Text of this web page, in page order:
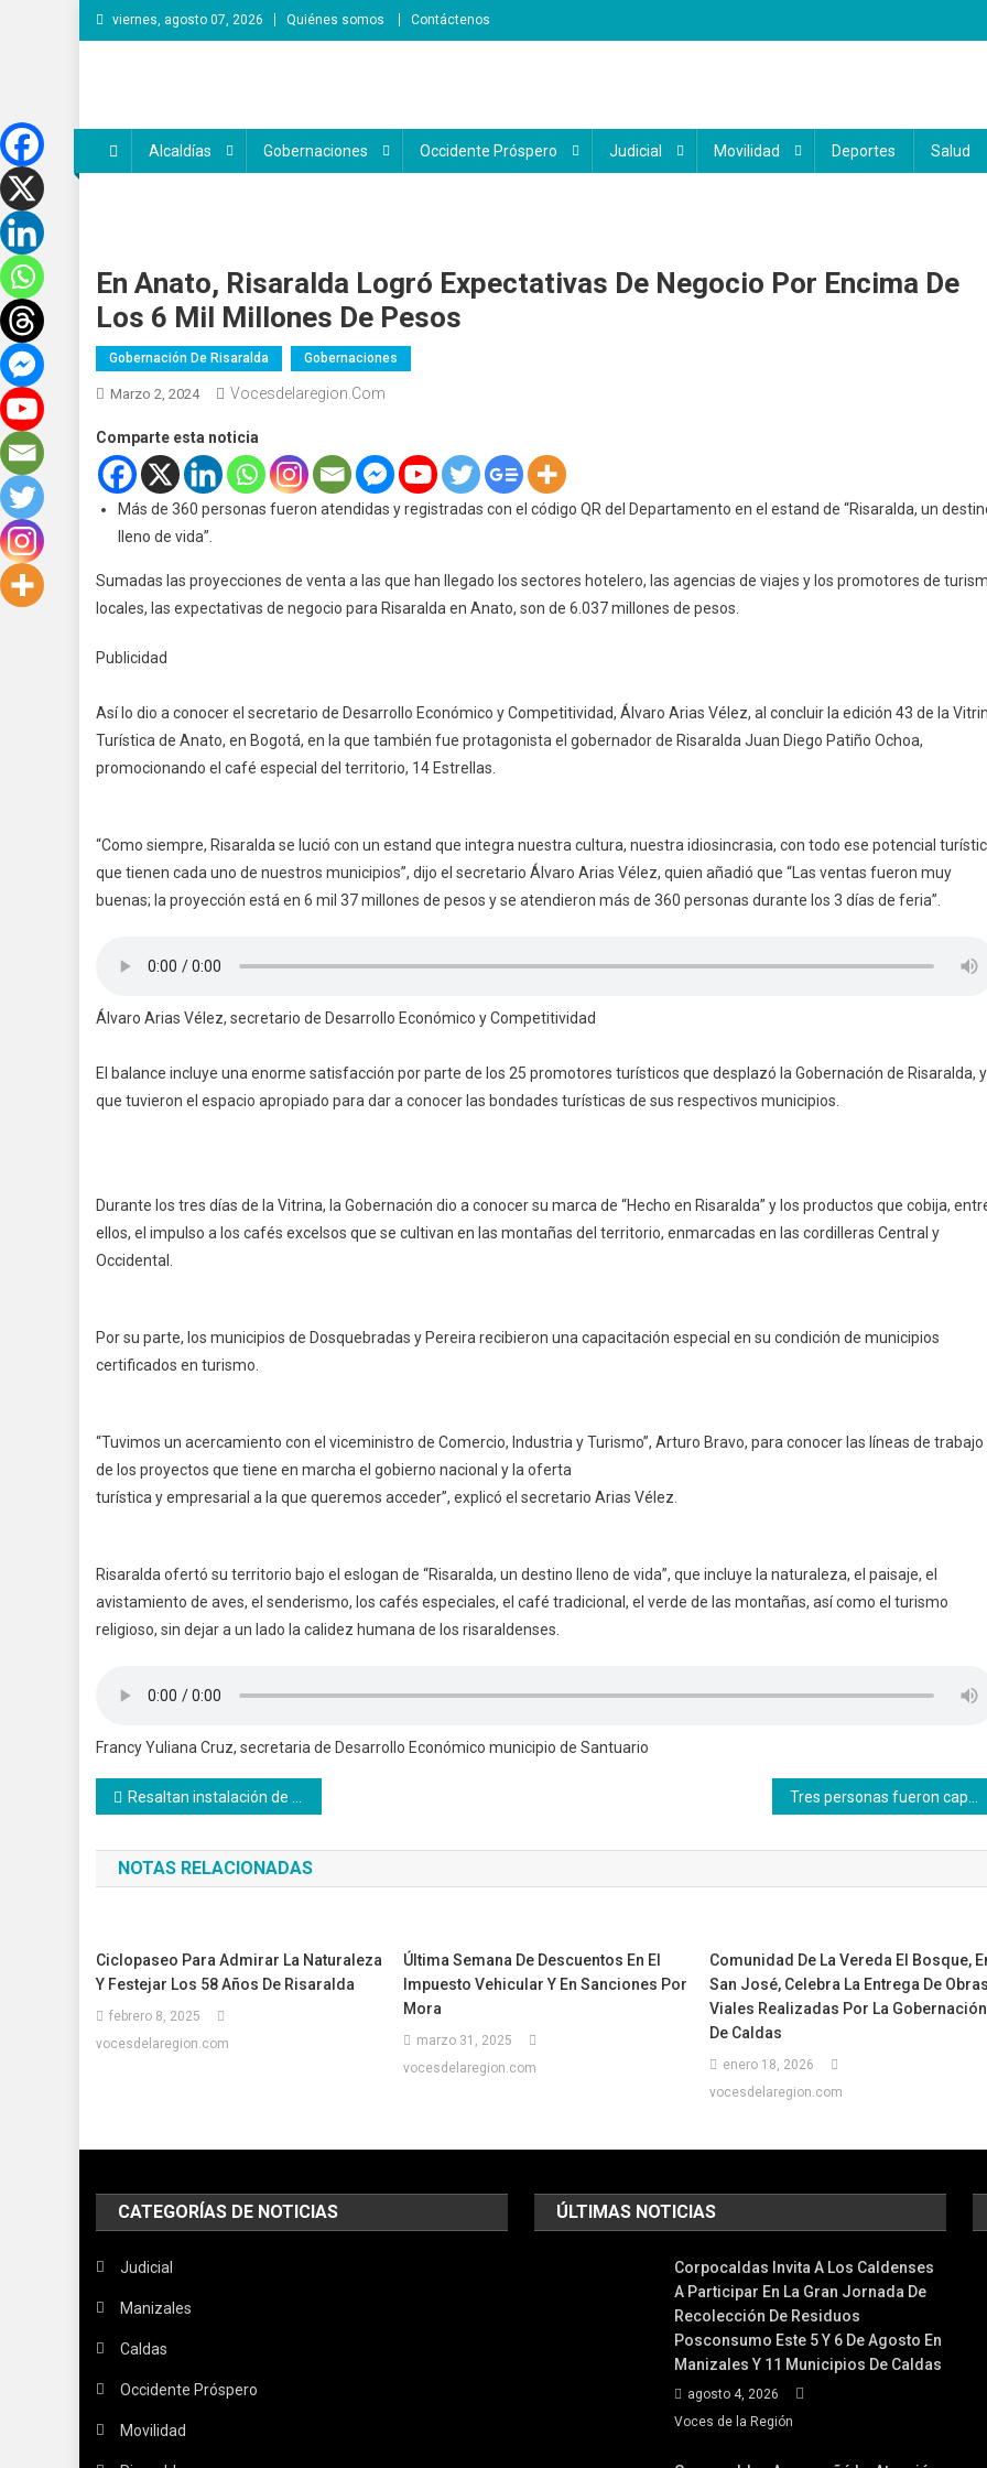
Saltar
al
viernes, agosto 07, 2026 Quiénes somos Contáctenos
Alcaldías Gobernaciones Occidente Próspero Judicial Movilidad Deportes Salud
En Anato, Risaralda Logró Expectativas De Negocio Por Encima De
Los 6 Mil Millones De Pesos
Gobernación De Risaralda Gobernaciones
Marzo 2, 2024 Vocesdelaregion.com
Comparte esta noticia
Más de 360 personas fueron atendidas y registradas con el código QR del Departamento en el estand de “Risaralda, un
lleno de vida”.
Sumadas las proyecciones de venta a las que han llegado los sectores hotelero, las agencias de viajes y los promotores de
locales, las expectativas de negocio para Risaralda en Anato, son de 6.037 millones de pesos.
Publicidad
Así lo dio a conocer el secretario de Desarrollo Económico y Competitividad, Álvaro Arias Vélez, al concluir la edición 43 de la
Turística de Anato, en Bogotá, en la que también fue protagonista el gobernador de Risaralda Juan Diego Patiño Ochoa,
promocionando el café especial del territorio, 14 Estrellas.
“Como siempre, Risaralda se lució con un estand que integra nuestra cultura, nuestra idiosincrasia, con todo ese potencial
que tienen cada uno de nuestros municipios”, dijo el secretario Álvaro Arias Vélez, quien añadió que “Las ventas fueron muy
buenas; la proyección está en 6 mil 37 millones de pesos y se atendieron más de 360 personas durante los 3 días de feria”.
Álvaro Arias Vélez, secretario de Desarrollo Económico y Competitividad
El balance incluye una enorme satisfacción por parte de los 25 promotores turísticos que desplazó la Gobernación de Risaralda,
que tuvieron el espacio apropiado para dar a conocer las bondades turísticas de sus respectivos municipios.
Durante los tres días de la Vitrina, la Gobernación dio a conocer su marca de “Hecho en Risaralda” y los productos que cobija,
ellos, el impulso a los cafés excelsos que se cultivan en las montañas del territorio, enmarcadas en las cordilleras Central y
Occidental.
Por su parte, los municipios de Dosquebradas y Pereira recibieron una capacitación especial en su condición de municipios
certificados en turismo.
“Tuvimos un acercamiento con el viceministro de Comercio, Industria y Turismo”, Arturo Bravo, para conocer las líneas de trabajo
de los proyectos que tiene en marcha el gobierno nacional y la oferta
turística y empresarial a la que queremos acceder”, explicó el secretario Arias Vélez.
Risaralda ofertó su territorio bajo el eslogan de “Risaralda, un destino lleno de vida”, que incluye la naturaleza, el paisaje, el
avistamiento de aves, el senderismo, los cafés especiales, el café tradicional, el verde de las montañas, así como el turismo
religioso, sin dejar a un lado la calidez humana de los risaraldenses.
Francy Yuliana Cruz, secretaria de Desarrollo Económico municipio de Santuario
Navegación
de
entradas
Resaltan instalación de la última capa asfáltica en obra vial Pacífico Tres
NOTAS RELACIONADAS
Ciclopaseo Para Admirar La Naturaleza
Y Festejar Los 58 Años De Risaralda
febrero 8, 2025
vocesdelaregion.com
Última Semana De Descuentos En El
Impuesto Vehicular Y En Sanciones Por
Mora
marzo 31, 2025
vocesdelaregion.com
Comunidad De La Vereda El Bosque,
San José, Celebra La Entrega De
Viales Realizadas Por La Gobernación
De Caldas
enero 18, 2026
vocesdelaregion.com
CATEGORÍAS DE NOTICIAS
Judicial
Manizales
Caldas
Occidente Próspero
Movilidad
ÚLTIMAS NOTICIAS
Corpocaldas Invita A Los Caldenses
A Participar En La Gran Jornada De
Recolección De Residuos
Posconsumo Este 5 Y 6 De Agosto En
Manizales Y 11 Municipios De Caldas
agosto 4, 2026
Voces de la Región